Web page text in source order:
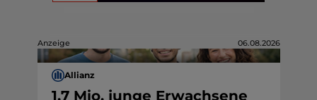
Anzeige 06.08.2026
Allianz
1,7 Mio. junge Erwachsene